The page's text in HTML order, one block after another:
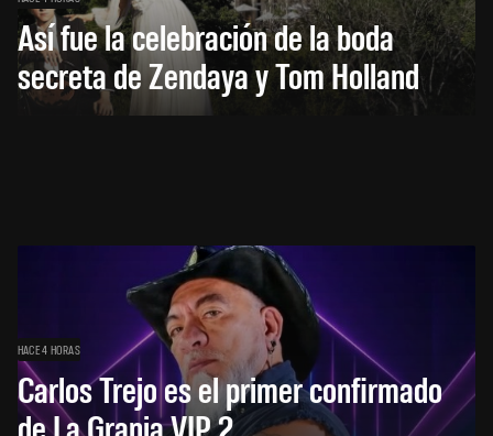
Así fue la celebración de la boda
secreta de Zendaya y Tom Holland
HACE 4 HORAS
Carlos Trejo es el primer confirmado
de La Granja VIP 2